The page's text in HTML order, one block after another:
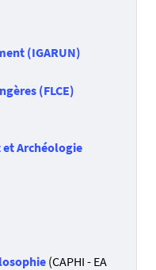
(IGARUN)
(FLCE)
Archéologie
(CAPHI - EA